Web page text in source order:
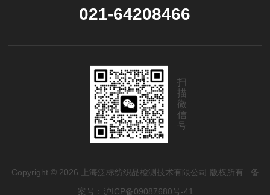
021-64208466
扫
描
微
信
号
Copyright © 2026 上海泛标纺织品检测技术有限公司 版权所有 备
案号：沪ICP备09087680号-41